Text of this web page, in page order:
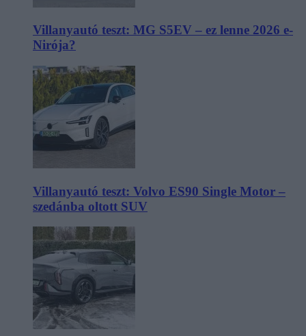
Villanyautó teszt: MG S5EV – ez lenne 2026 e-
Nirója?
Villanyautó teszt: Volvo ES90 Single Motor –
szedánba oltott SUV